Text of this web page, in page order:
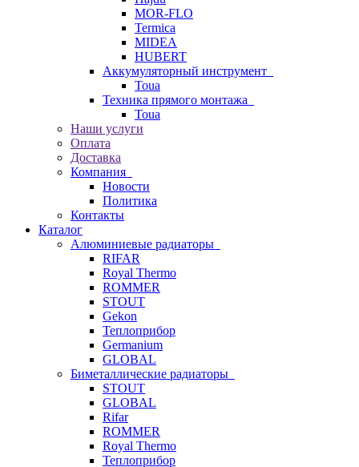
MOR-FLO
Termica
MIDEA
HUBERT
Аккумуляторный инструмент
Toua
Техника прямого монтажа
Toua
Наши услуги
Оплата
Доставка
Компания
Новости
Политика
Контакты
Каталог
Алюминиевые радиаторы
RIFAR
Royal Thermo
ROMMER
STOUT
Gekon
Теплоприбор
Germanium
GLOBAL
Биметаллические радиаторы
STOUT
GLOBAL
Rifar
ROMMER
Royal Thermo
Теплоприбор